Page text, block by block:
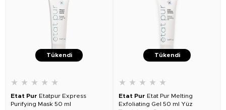
Tükendi
★ ★ ★ ★ ★
Etat Pur Etatpur Express
Purifying Mask 50 ml
Tükendi
★ ★ ★ ★ ★
Etat Pur Etat Pur Melting
Exfoliating Gel 50 ml Yüz